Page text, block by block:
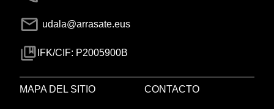
udala@arrasate.eus
IFK/CIF: P2005900B
MAPA DEL SITIO CONTACTO